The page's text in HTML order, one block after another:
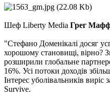
Шеф Liberty Media Грег
"Стефано Доменікалі досяг
хорошому становищі, вірно?
розширили глобальне
16%. Усі потоки доходів
Інтерес уболівальників
Survive.